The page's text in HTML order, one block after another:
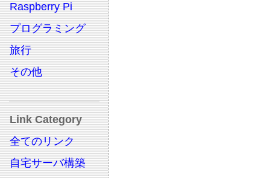
Raspberry Pi
プログラミング
旅行
その他
Link Category
全てのリンク
自宅サーバ構築